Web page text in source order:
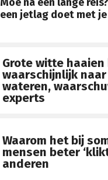
een jetlag doet met
Grote witte haaien
waarschijnlijk
wateren,
experts
Waarom het bij
mensen beter
anderen